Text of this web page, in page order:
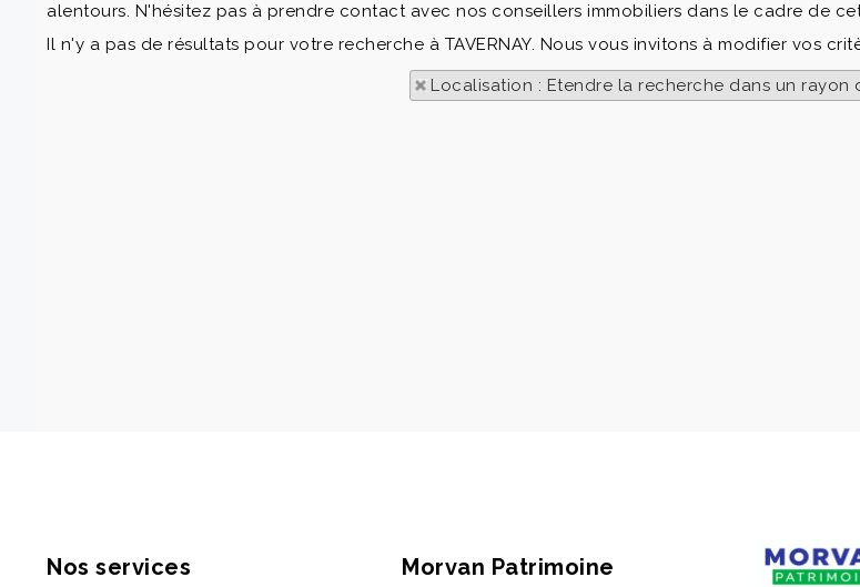
alentours. N'hésitez pas à prendre contact avec nos conseillers immobiliers dans le cadre de
Il n'y a pas de résultats pour votre recherche à TAVERNAY. Nous vous invitons à modifier vos
Localisation : Etendre la recherche dans un rayon
Nos services Morvan Patrimoine